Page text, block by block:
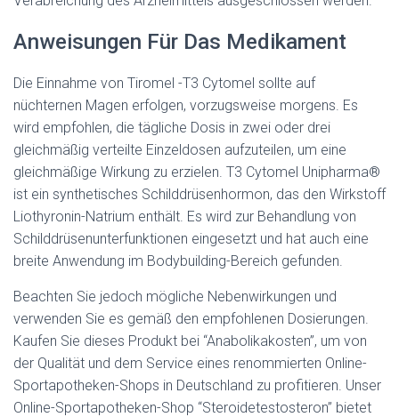
Anweisungen Für Das Medikament
Die Einnahme von Tiromel -T3 Cytomel sollte auf
nüchternen Magen erfolgen, vorzugsweise morgens. Es
wird empfohlen, die tägliche Dosis in zwei oder drei
gleichmäßig verteilte Einzeldosen aufzuteilen, um eine
gleichmäßige Wirkung zu erzielen. T3 Cytomel Unipharma®
ist ein synthetisches Schilddrüsenhormon, das den Wirkstoff
Liothyronin-Natrium enthält. Es wird zur Behandlung von
Schilddrüsenunterfunktionen eingesetzt und hat auch eine
breite Anwendung im Bodybuilding-Bereich gefunden.
Beachten Sie jedoch mögliche Nebenwirkungen und
verwenden Sie es gemäß den empfohlenen Dosierungen.
Kaufen Sie dieses Produkt bei “Anabolikakosten”, um von
der Qualität und dem Service eines renommierten Online-
Sportapotheken-Shops in Deutschland zu profitieren. Unser
Online-Sportapotheken-Shop “Steroidetestosteron” bietet